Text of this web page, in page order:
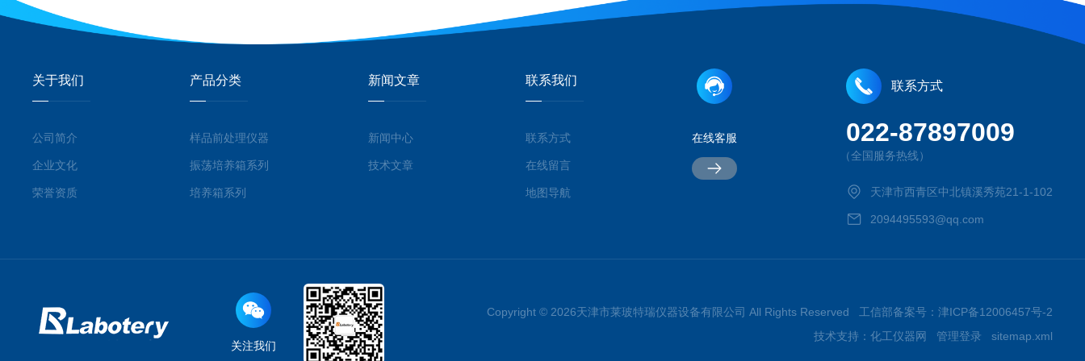
关于我们
公司简介
企业文化
荣誉资质
产品分类
样品前处理仪器
振荡培养箱系列
培养箱系列
新闻文章
新闻中心
技术文章
联系我们
联系方式
在线留言
地图导航
在线客服
联系方式
022-87897009
（全国服务热线）
天津市西青区中北镇溪秀苑21-1-102
2094495593@qq.com
关注我们
Copyright © 2026天津市莱玻特瑞仪器设备有限公司 All Rights Reserved 工信部备案号： 津ICP备12006457号-2
技术支持： 化工仪器网 管理登录 sitemap.xml